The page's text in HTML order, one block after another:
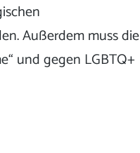
Außerdem muss die
und gegen LGBTQ+